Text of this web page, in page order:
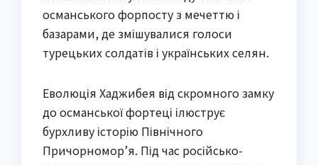
османського форпосту з мечеттю і
базарами, де змішувалися голоси
турецьких солдатів і українських селян.
Еволюція Хаджибея від скромного замку
до османської фортеці ілюструє
бурхливу історію Північного
Причорномор’я. Під час російсько-